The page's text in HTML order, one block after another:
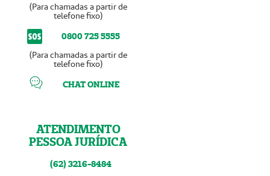
(Para chamadas a partir de
telefone fixo)
0800 725 5555
(Para chamadas a partir de
telefone fixo)
CHAT ONLINE
ATENDIMENTO
PESSOA JURÍDICA
(62) 3216-8484